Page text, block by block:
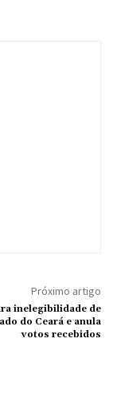
Próximo artigo
inelegibilidade de
do Ceará e anula
votos recebidos